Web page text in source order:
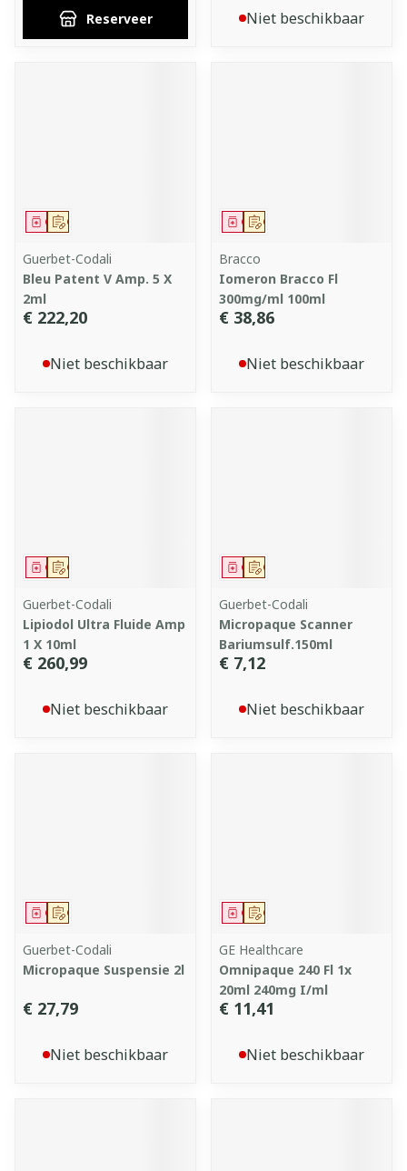
Reserveer Niet beschikbaar
Op voorschrift
Geneesmiddel
Guerbet-Codali
Bleu Patent V Amp. 5 X
2ml
€ 222,20
Niet beschikbaar
Op voorschrift
Geneesmiddel
Bracco
Iomeron Bracco Fl
300mg/ml 100ml
€ 38,86
Niet beschikbaar
Op voorschrift
Geneesmiddel
Guerbet-Codali
Lipiodol Ultra Fluide Amp
1 X 10ml
€ 260,99
Niet beschikbaar
Op voorschrift
Geneesmiddel
Guerbet-Codali
Micropaque Scanner
Bariumsulf.150ml
€ 7,12
Niet beschikbaar
Op voorschrift
Geneesmiddel
Guerbet-Codali
Micropaque Suspensie 2l
€ 27,79
Niet beschikbaar
Op voorschrift
Geneesmiddel
GE Healthcare
Omnipaque 240 Fl 1x
20ml 240mg I/ml
€ 11,41
Niet beschikbaar